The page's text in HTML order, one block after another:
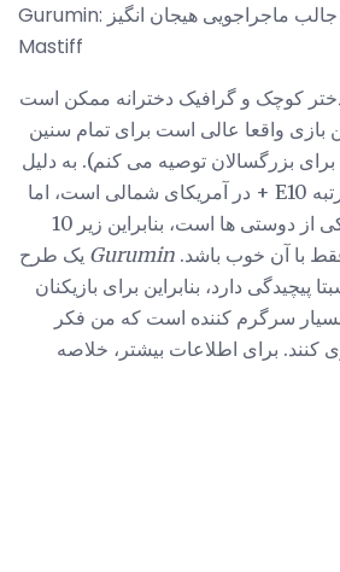
Gurumin: یک تصویر جالب ماجراجویی هیجان انگیز PSP.
Mastiff
کوچک و گرافیک دخترانه ممکن است
بازی واقعا عالی است برای تمام سنین
بزرگسالان توصیه می کنم). به دلیل
خشونت کاریکاتور، این رتبه E10 + در آمریکای شمالی است، اما
پیام در این بازی واقعا یکی از دوستی ها است، بنابراین زیر 10
با آن خوب باشد. Gurumin یک طرح
پیچیدگی دارد، بنابراین برای بازیکنان
سرگرم کننده است که من فکر
کنند. برای اطلاعات بیشتر، خلاصه